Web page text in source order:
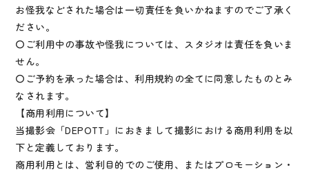
お怪我などされた場合は一切責任を負いかねますのでご了承く
ださい。
〇ご利用中の事故や怪我については、スタジオは責任を負いま
せん。
〇ご予約を承った場合は、利用規約の全てに同意したものとみ
なされます。
【商用利用について】
当撮影会「DEPOTT」におきまして撮影における商用利用を以
下と定義しております。
商用利用とは、営利目的でのご使用、またはプロモーション・